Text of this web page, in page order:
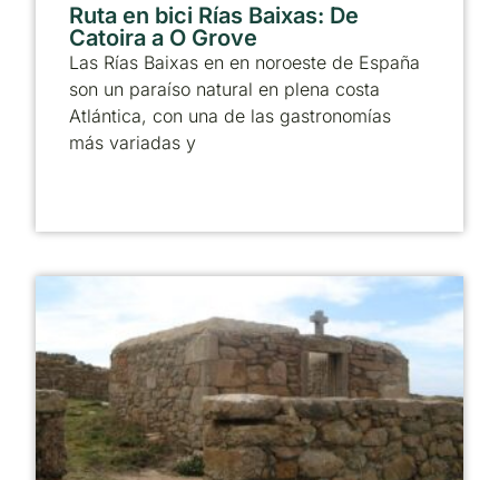
Ruta en bici Rías Baixas: De
Catoira a O Grove
Las Rías Baixas en en noroeste de España
son un paraíso natural en plena costa
Atlántica, con una de las gastronomías
más variadas y